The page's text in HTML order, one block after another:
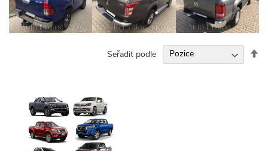
Seřadit podle